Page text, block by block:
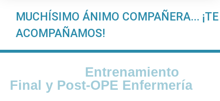
MUCHÍSIMO ÁNIMO COMPAÑERA... ¡TE
ACOMPAÑAMOS!
Entrenamiento
Final y Post-OPE Enfermería